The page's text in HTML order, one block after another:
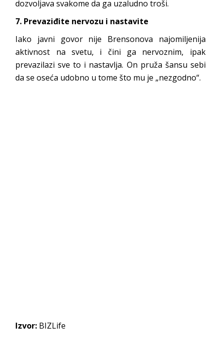
dozvoljava svakome da ga uzaludno troši.
7. Prevaziđite nervozu i nastavite
Iako javni govor nije Brensonova najomiljenija
aktivnost na svetu, i čini ga nervoznim, ipak
prevazilazi sve to i nastavlja. On pruža šansu sebi
da se oseća udobno u tome što mu je „nezgodno“.
Izvor: BIZLife